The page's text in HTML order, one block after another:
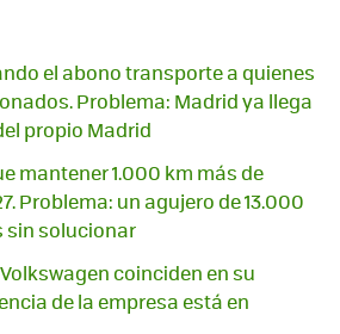
el abono transporte a quienes
Problema: Madrid ya llega
propio Madrid
mantener 1.000 km más de
Problema: un agujero de 13.000
sin solucionar
coinciden en su
de la empresa está en